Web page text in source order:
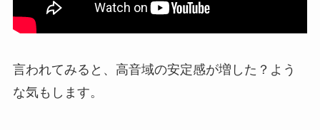
言われてみると、高音域の安定感が増した？よう
な気もします。